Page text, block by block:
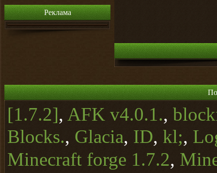
Реклама
[1.7.2], AFK v4.0.1.,
Blocks., Glacia, ID, kl;,
Minecraft forge 1.7.2,